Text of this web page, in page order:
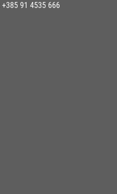
+385 91 4535 666